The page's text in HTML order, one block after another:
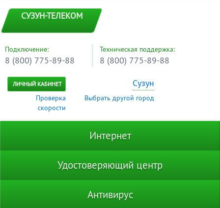
СУЗУН-ТЕЛЕКОМ
Подключение:
8 (800) 775-89-88
Техническая поддержка:
8 (800) 775-89-88
ЛИЧНЫЙ КАБИНЕТ
Проверка
скорости
Сузун
Выбрать другой город
Интернет
Удостоверяющий центр
Антивирус